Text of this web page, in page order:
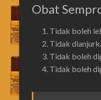
Obat
Tidak boleh
Tidak
Tidak boleh
Tidak boleh